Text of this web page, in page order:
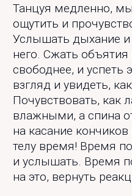
Танцуя медленно,
ощутить и
Услышать дыхание и
него. Сжать объятия
свободнее, и успеть
взгляд и увидеть,
Почувствовать, как
влажными, а спина
на касание
телу время! Время
и услышать. Время
на это, вернуть